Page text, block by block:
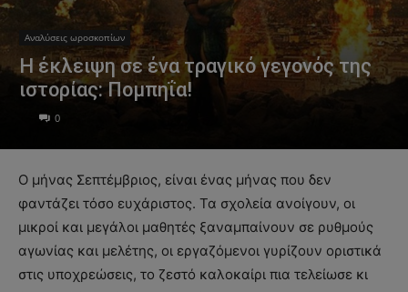
Αναλύσεις ωροσκοπίων
Η έκλειψη σε ένα τραγικό γεγονός της
ιστορίας: Πομπηΐα!
0
Ο μήνας Σεπτέμβριος, είναι ένας μήνας που δεν
φαντάζει τόσο ευχάριστος. Τα σχολεία ανοίγουν, οι
μικροί και μεγάλοι μαθητές ξαναμπαίνουν σε ρυθμούς
αγωνίας και μελέτης, οι εργαζόμενοι γυρίζουν οριστικά
στις υποχρεώσεις, το ζεστό καλοκαίρι πια τελείωσε κι